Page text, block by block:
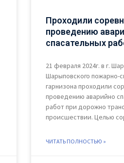
Проходили
проведению
спасательных
21 февраля 2024г. в г.
Шарыповского пожарно-
гарнизона проходили
проведению аварийно
работ при дорожно
происшествии. Целью
ЧИТАТЬ ПОЛНОСТЬЮ »